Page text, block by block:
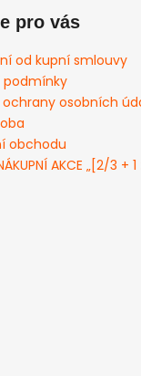
pro vás
od kupní smlouvy
osobních
obchodu
AKCE „[2/3 +